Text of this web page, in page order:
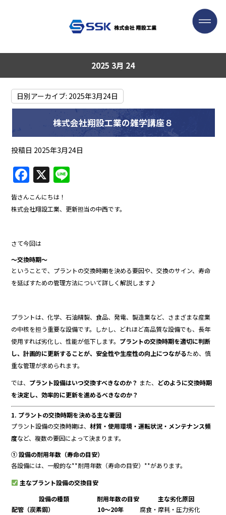
2025 3月 24
日別アーカイブ: 2025年3月24日
株式会社翔設工業の雑学講座８
投稿日 2025年3月24日
F
a
c
b
o
o
k
X
e
皆さんこんにちは！
株式会社翔設工業、更新担当の中西です。
さて今回は
～交換時期～
ということで、プラントの交換時期を決める要因や、交換のサイン、寿命
を延ばすための管理方法について詳しく解説します♪
プラントは、化学、石油精製、食品、発電、製造業など、さまざまな産業
の中核を担う重要な設備です。しかし、どれほど高品質な設備でも、長年
使用すれば劣化し、性能が低下します。 プラントの交換時期を適切に判断
し、計画的に更新することが、安全性や生産性の向上につながるため、慎
重な管理が求められます。
では、 プラント設備はいつ交換すべきなのか？ また、 どのように交換時期
を決定し、効率的に更新を進めるべきなのか？
1. プラントの交換時期を決める主な要因
プラント設備の交換時期は、材質・使用環境・運転状況・メンテナンス頻
度など、複数の要因によって決まります。
① 設備の耐用年数（寿命の目安）
各設備には、一般的な**耐用年数（寿命の目安）**があります。
主なプラント設備の交換目安
設備の種類
耐用年数の目安
主な劣化原因
配管（炭素鋼）
10～20年
腐食・摩耗・圧力劣化